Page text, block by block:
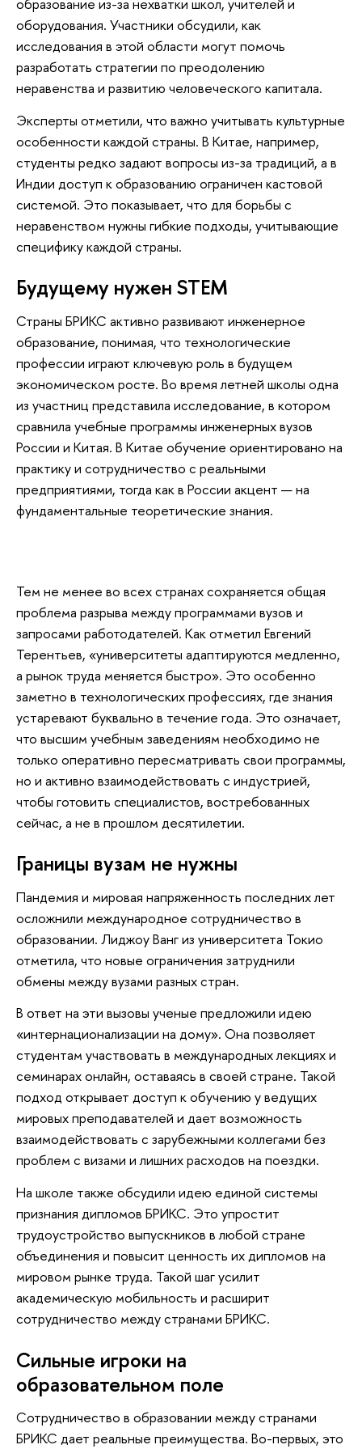
образование из-за нехватки школ, учителей и
оборудования. Участники обсудили, как
исследования в этой области могут помочь
разработать стратегии по преодолению
неравенства и развитию человеческого капитала.
Эксперты отметили, что важно учитывать культурные
особенности каждой страны. В Китае, например,
студенты редко задают вопросы из-за традиций, а в
Индии доступ к образованию ограничен кастовой
системой. Это показывает, что для борьбы с
неравенством нужны гибкие подходы, учитывающие
специфику каждой страны.
Будущему нужен STEM
Страны БРИКС активно развивают инженерное
образование, понимая, что технологические
профессии играют ключевую роль в будущем
экономическом росте. Во время летней школы одна
из участниц представила исследование, в котором
сравнила учебные программы инженерных вузов
России и Китая. В Китае обучение ориентировано на
практику и сотрудничество с реальными
предприятиями, тогда как в России акцент — на
фундаментальные теоретические знания.
Тем не менее во всех странах сохраняется общая
проблема разрыва между программами вузов и
запросами работодателей. Как отметил Евгений
Терентьев, «университеты адаптируются медленно,
а рынок труда меняется быстро». Это особенно
заметно в технологических профессиях, где знания
устаревают буквально в течение года. Это означает,
что высшим учебным заведениям необходимо не
только оперативно пересматривать свои программы,
но и активно взаимодействовать с индустрией,
чтобы готовить специалистов, востребованных
сейчас, а не в прошлом десятилетии.
Границы вузам не нужны
Пандемия и мировая напряженность последних лет
осложнили международное сотрудничество в
образовании. Лиджоу Ванг из университета Токио
отметила, что новые ограничения затруднили
обмены между вузами разных стран.
В ответ на эти вызовы ученые предложили идею
«интернационализации на дому». Она позволяет
студентам участвовать в международных лекциях и
семинарах онлайн, оставаясь в своей стране. Такой
подход открывает доступ к обучению у ведущих
мировых преподавателей и дает возможность
взаимодействовать с зарубежными коллегами без
проблем с визами и лишних расходов на поездки.
На школе также обсудили идею единой системы
признания дипломов БРИКС. Это упростит
трудоустройство выпускников в любой стране
объединения и повысит ценность их дипломов на
мировом рынке труда. Такой шаг усилит
академическую мобильность и расширит
сотрудничество между странами БРИКС.
Сильные игроки на
образовательном поле
Сотрудничество в образовании между странами
БРИКС дает реальные преимущества. Во-первых, это